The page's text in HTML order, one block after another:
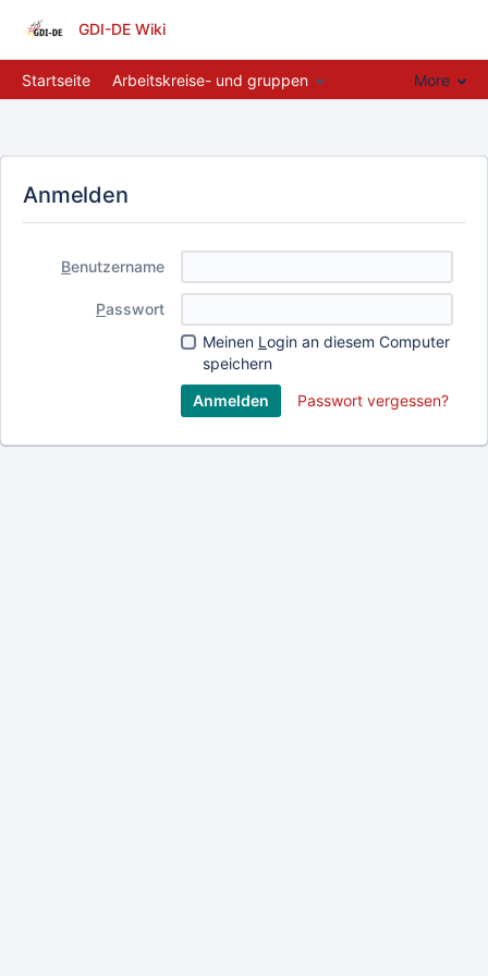
GDI-DE Wiki
Startseite Arbeitskreise- und gruppen More
Anmelden
Benutzername
Passwort
Meinen L ogin an diesem Computer
speichern
Passwort vergessen?